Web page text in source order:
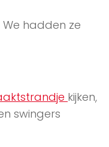
hadden ze
kijken,
swingers